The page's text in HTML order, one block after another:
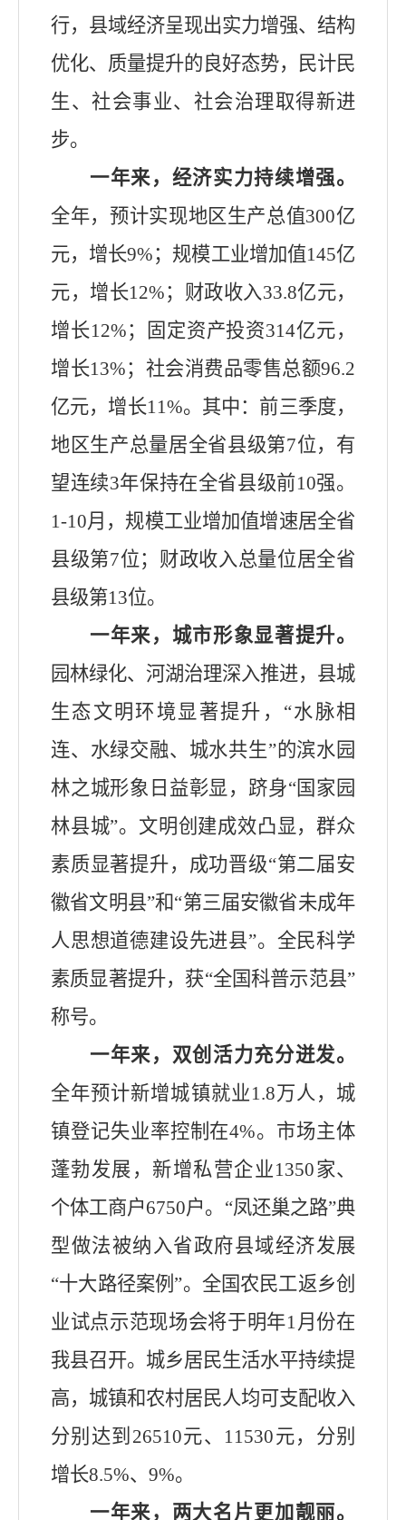
行， 县域经济呈现出实力增强、结构
优化、质量提升的良好态势，民计民
生、社会事业、社会治理取得新进
步。
一年来，经济实力持续增强。
全年， 预计实现地区生产总值300亿
元，增长9%；规模工业增加值145亿
元，增长12%；财政收入33.8亿元，
增长12%；固定资产投资314亿元，
增长13%；社会消费品零售总额96.2
亿元，增长11%。其中：前三季度，
地区生产总量居全省县级第7位，有
望连续3年保持在全省县级前10强。
1-10月，规模工业增加值增速居全省
县级第7位；财政收入总量位居全省
县级第13位。
一年来， 城市形象显著提升。
园林绿化、河湖治理深入推进， 县城
生态文明环境显著提升， “水脉相
连、水绿交融、城水共生”的滨水园
林之城形象日益彰显， 跻身“国家园
林县城”。文明创建成效凸显，群众
素质显著提升，成功晋级“第二届安
徽省文明县”和“第三届安徽省未成年
人思想道德建设先进县”。全民科学
素质显著提升，获“全国科普示范县”
称号。
一年来，双创活力充分迸发。
全年预计新增城镇就业1.8万人， 城
镇登记失业率控制在4%。市场主体
蓬勃发展， 新增私营企业1350家、
个体工商户6750户。 “凤还巢之路”典
型做法被纳入省政府县域经济发展
“十大路径案例”。 全国农民工返乡创
业试点示范现场会将于明年1月份在
我县召开。城乡居民生活水平持续提
高， 城镇和农村居民人均可支配收入
分别达到 26510元、 11530元，分别
增长8.5%、 9%。
一年来， 两大名片更加靓丽。